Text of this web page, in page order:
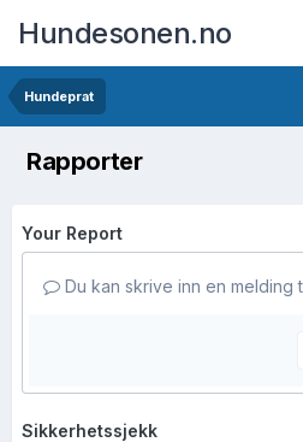
Hundesonen.no
Hundeprat
Rapporter
Your Report
Du kan skrive inn en
Sikkerhetssjekk